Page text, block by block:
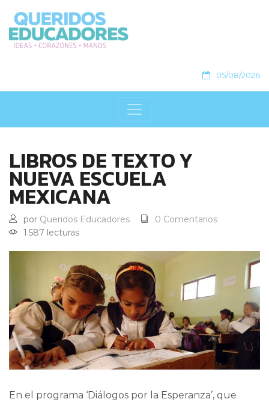
05/08/2026
LIBROS DE TEXTO Y
NUEVA ESCUELA
MEXICANA
por Queridos Educadores
0 Comentarios
1.587 lecturas
En el programa ‘Diálogos por la Esperanza’, que